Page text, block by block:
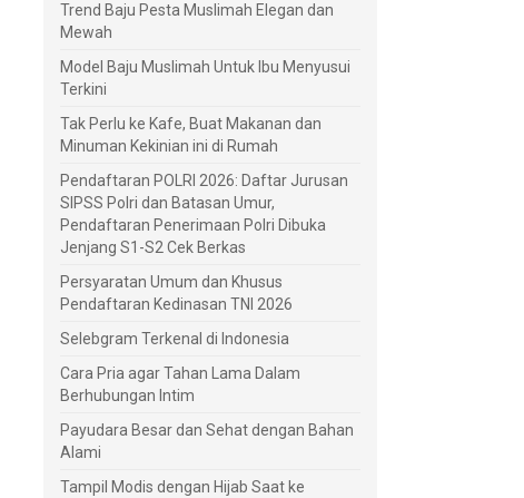
Trend Baju Pesta Muslimah Elegan dan
Mewah
Model Baju Muslimah Untuk Ibu Menyusui
Terkini
Tak Perlu ke Kafe, Buat Makanan dan
Minuman Kekinian ini di Rumah
Pendaftaran POLRI 2026: Daftar Jurusan
SIPSS Polri dan Batasan Umur,
Pendaftaran Penerimaan Polri Dibuka
Jenjang S1-S2 Cek Berkas
Persyaratan Umum dan Khusus
Pendaftaran Kedinasan TNI 2026
Selebgram Terkenal di Indonesia
Cara Pria agar Tahan Lama Dalam
Berhubungan Intim
Payudara Besar dan Sehat dengan Bahan
Alami
Tampil Modis dengan Hijab Saat ke